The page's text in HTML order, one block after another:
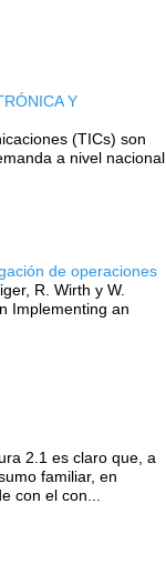
Y
(TICs) son
a nivel nacional
de operaciones
R. Wirth y W.
Implementing an
2.1 es claro que, a
familiar, en
con el con...